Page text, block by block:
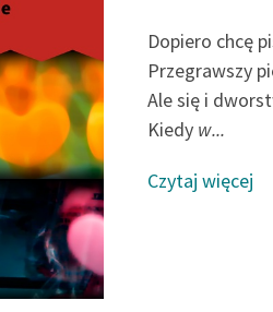
Dopiero chcę
Przegrawszy
Ale się i
Kiedy w...
Czytaj więcej